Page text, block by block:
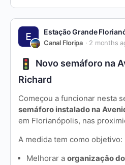
Estação Grande
Canal Floripa 2 months
Novo semáforo na
Richard
Começou a funcionar nesta
semáforo instalado na
em Florianópolis, nas
A medida tem como objetivo:
Melhorar a organização